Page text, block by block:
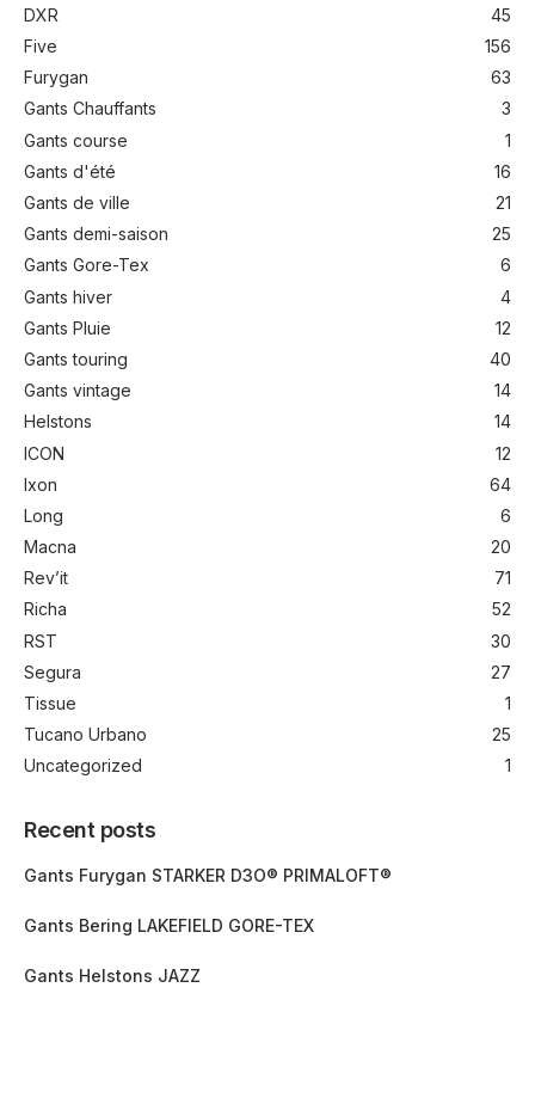
DXR
45
Five
156
Furygan
63
Gants Chauffants
3
Gants course
1
Gants d'été
16
Gants de ville
21
Gants demi-saison
25
Gants Gore-Tex
6
Gants hiver
4
Gants Pluie
12
Gants touring
40
Gants vintage
14
Helstons
14
ICON
12
Ixon
64
Long
6
Macna
20
Rev’it
71
Richa
52
RST
30
Segura
27
Tissue
1
Tucano Urbano
25
Uncategorized
1
Recent posts
Gants Furygan STARKER D3O® PRIMALOFT®
Gants Bering LAKEFIELD GORE-TEX
Gants Helstons JAZZ